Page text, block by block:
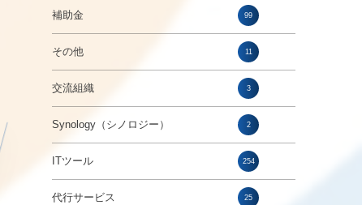
補助金 99
その他 11
交流組織 3
Synology（シノロジー） 2
ITツール 254
代行サービス 25